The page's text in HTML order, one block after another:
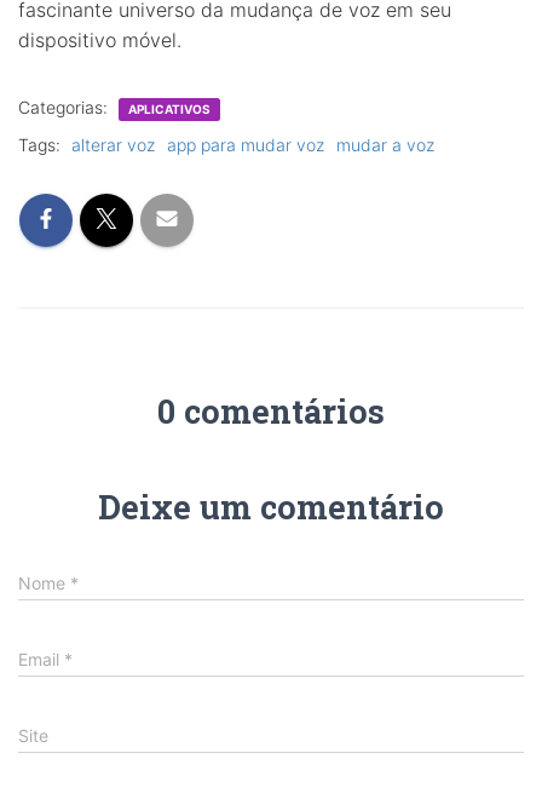
fascinante universo da mudança de voz em seu
dispositivo móvel.
Categorias: APLICATIVOS
Tags: alterar voz app para mudar voz mudar a voz
0 comentários
Deixe um comentário
Nome *
Email *
Site